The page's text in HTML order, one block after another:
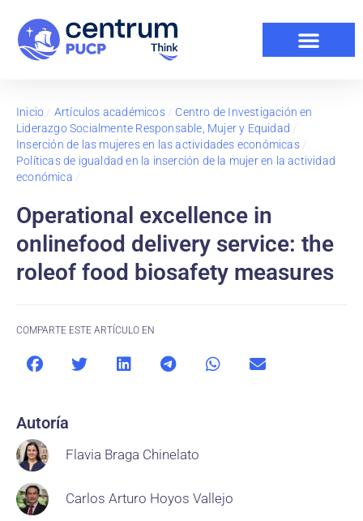
Inicio / Artículos académicos/ Centro de Investigación en
Liderazgo Socialmente Responsable, Mujer y Equidad /
Inserción de las mujeres en las actividades económicas/
Políticas de igualdad en la inserción de la mujer en la actividad
económica /
Operational excellence in
onlinefood delivery service: the
roleof food biosafety measures
COMPARTE ESTE ARTÍCULO EN
Autoría
Flavia Braga Chinelato
Carlos Arturo Hoyos Vallejo